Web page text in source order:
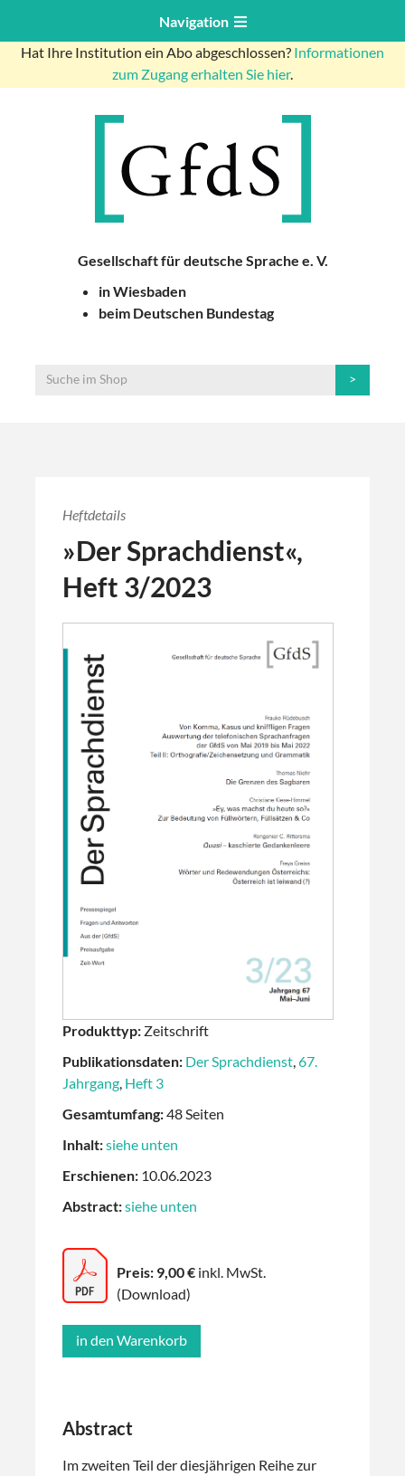
Navigation
Hat Ihre Institution ein Abo abgeschlossen? Informationen
zum Zugang erhalten Sie hier.
Gesellschaft für deutsche Sprache e. V.
in Wiesbaden
beim Deutschen Bundestag
Heftdetails
»Der Sprachdienst«,
Heft 3/2023
Produkttyp: Zeitschrift
Publikationsdaten: Der Sprachdienst 67.
Jahrgang Heft 3
Gesamtumfang:48 Seiten
Inhalt:siehe unten
Erschienen: 10.06.2023
Abstract:siehe unten
Preis: 9,00 € inkl. MwSt.
(Download)
Abstract
Im zweiten Teil der diesjährigen Reihe zur